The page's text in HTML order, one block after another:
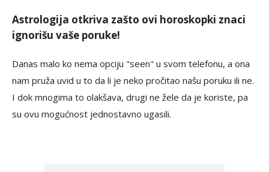
Astrologija otkriva zašto ovi horoskopki znaci
ignorišu vaše poruke!
Danas malo ko nema opciju "seen" u svom telefonu, a ona
nam pruža uvid u to da li je neko pročitao našu poruku ili ne.
I dok mnogima to olakšava, drugi ne žele da je koriste, pa
su ovu mogućnost jednostavno ugasili.